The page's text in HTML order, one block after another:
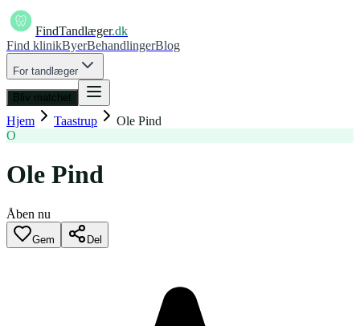
FindTandlæger.dk
Find klinikByerBehandlingerBlog
For tandlæger
Bliv matchet
Hjem Taastrup
Ole Pind
O
Ole Pind
Åben nu
Gem Del